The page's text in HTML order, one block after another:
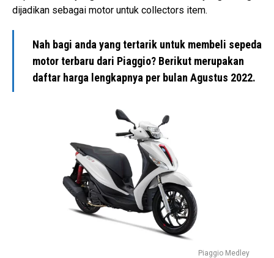
dijadikan sebagai motor untuk collectors item.
Nah bagi anda yang tertarik untuk membeli sepeda
motor terbaru dari Piaggio? Berikut merupakan
daftar harga lengkapnya per bulan Agustus 2022.
Piaggio Medley